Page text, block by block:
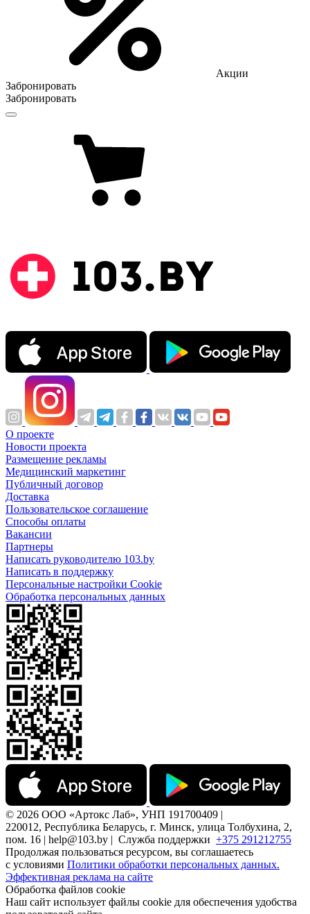
Акции
Забронировать
Забронировать
О проекте
Новости проекта
Размещение рекламы
Медицинский маркетинг
Публичный договор
Доставка
Пользовательское соглашение
Способы оплаты
Вакансии
Партнеры
Написать руководителю 103.by
Написать в поддержку
Персональные настройки Cookie
Обработка персональных данных
© 2026 ООО «Артокс Лаб», УНП 191700409 |
220012, Республика Беларусь, г. Минск, улица Толбухина, 2,
пом. 16 | help@103.by | Служба поддержки +375 291212755
Продолжая пользоваться ресурсом, вы соглашаетесь
с условиями Политики обработки персональных данных.
Эффективная реклама на сайте
Обработка файлов cookie
Наш сайт использует файлы cookie для обеспечения удобства